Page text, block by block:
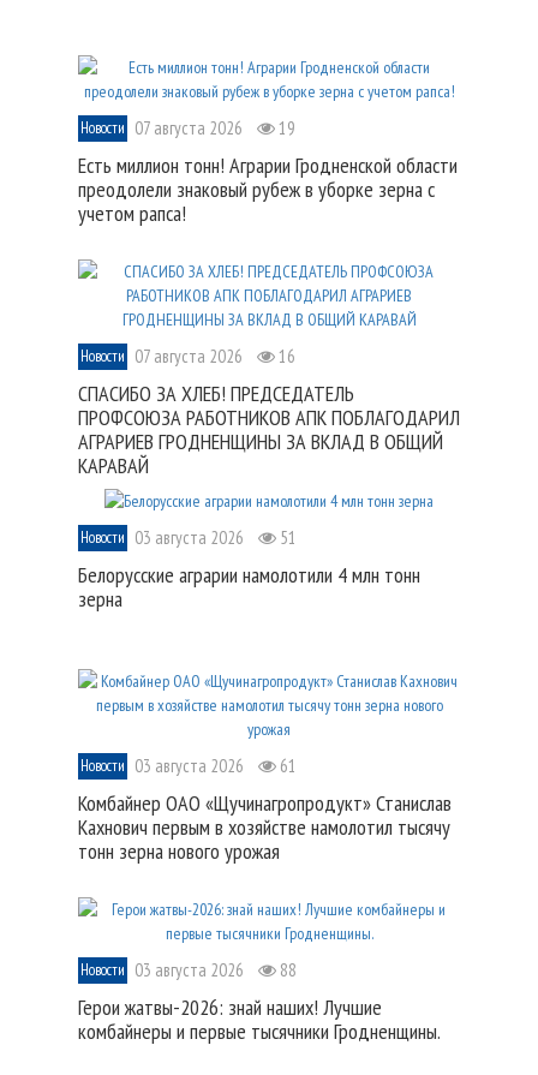
Новости 07 августа 2026 19
Есть миллион тонн! Аграрии Гродненской области
преодолели знаковый рубеж в уборке зерна с
учетом рапса!
Новости 07 августа 2026 16
СПАСИБО ЗА ХЛЕБ! ПРЕДСЕДАТЕЛЬ
ПРОФСОЮЗА РАБОТНИКОВ АПК ПОБЛАГОДАРИЛ
АГРАРИЕВ ГРОДНЕНЩИНЫ ЗА ВКЛАД В ОБЩИЙ
КАРАВАЙ
Новости 03 августа 2026 51
Белорусские аграрии намолотили 4 млн тонн
зерна
Новости 03 августа 2026 61
Комбайнер ОАО «Щучинагропродукт» Станислав
Кахнович первым в хозяйстве намолотил тысячу
тонн зерна нового урожая
Новости 03 августа 2026 88
Герои жатвы-2026: знай наших! Лучшие
комбайнеры и первые тысячники Гродненщины.